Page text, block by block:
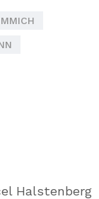
Halstenberg